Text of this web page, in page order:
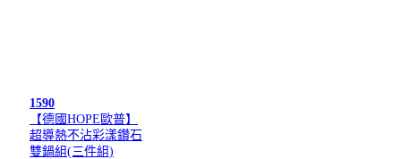
1590
【德國HOPE歐普】
超導熱不沾彩漾鑽石
雙鍋組(三件組)